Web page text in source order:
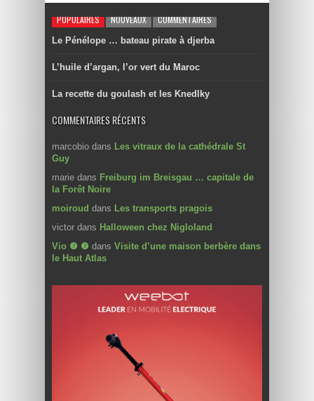
POPULAIRES NOUVEAUX COMMENTAIRES
Le Pénélope … bateau pirate à djerba
L’huile d’argan, l’or vert du Maroc
La recette du goulash et les Knedlky
COMMENTAIRES RÉCENTS
marcobio dans Les vitraux de la cathédrale St
Guy
marie dans Freiburg im Breisgau … capitale de
la Forêt Noire
moiroud dans Les transports pragois
victor dans Halloween chez Nigloland
Vio ❼ ❼ dans Visite d’une maison berbère dans
le Haut Atlas